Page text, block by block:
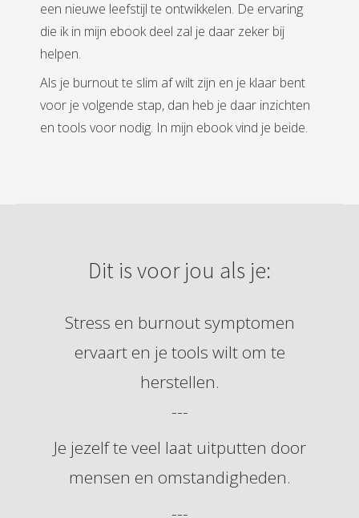
een nieuwe leefstijl te ontwikkelen. De ervaring
die ik in mijn ebook deel zal je daar zeker bij
helpen.
Als je burnout te slim af wilt zijn en je klaar bent
voor je volgende stap, dan heb je daar inzichten
en tools voor nodig. In mijn ebook vind je beide.
Dit is voor jou als je:
Stress en burnout symptomen
ervaart en je tools wilt om te
herstellen.
---
Je jezelf te veel laat uitputten door
mensen en omstandigheden.
---